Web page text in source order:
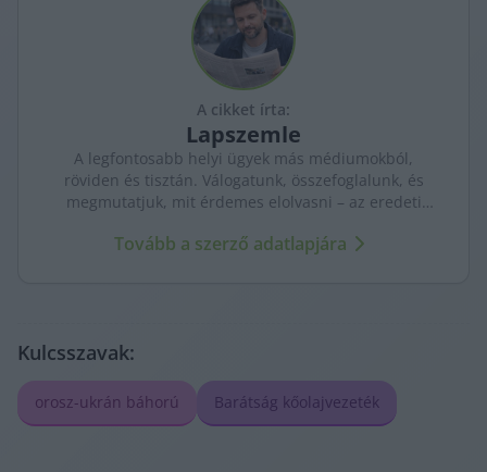
A cikket írta:
Lapszemle
A legfontosabb helyi ügyek más médiumokból,
röviden és tisztán. Válogatunk, összefoglalunk, és
megmutatjuk, mit érdemes elolvasni – az eredeti
Tovább a szerző adatlapjára
Kulcsszavak:
orosz-ukrán báhorú Barátság kőolajvezeték